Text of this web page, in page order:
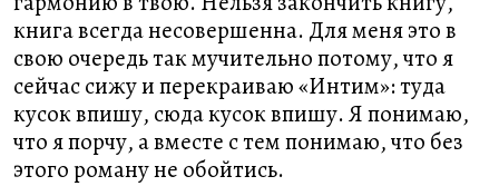
книга всегда несовершенна. Для меня это в
свою очередь так мучительно потому, что я
сейчас сижу и перекраиваю «Интим»: туда
кусок впишу, сюда кусок впишу. Я понимаю,
что я порчу, а вместе с тем понимаю, что без
этого роману не обойтись.